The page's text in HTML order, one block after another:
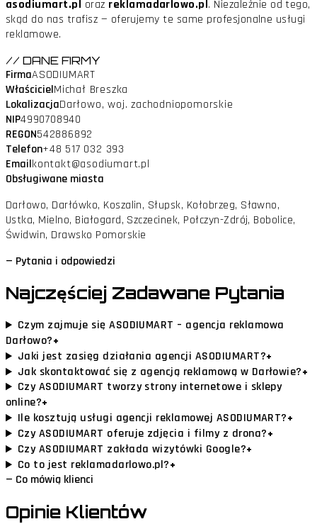
asodiumart.pl oraz reklamadarlowo.pl. Niezależnie od tego,
skąd do nas trafisz — oferujemy te same profesjonalne usługi
reklamowe.
// DANE FIRMY
FirmaASODIUMART
WłaścicielMichał Breszka
LokalizacjaDarłowo, woj. zachodniopomorskie
NIP4990708940
REGON542886892
Telefon+48 517 032 393
Emailkontakt@asodiumart.pl
Obsługiwane miasta
Darłowo, Darłówko, Koszalin, Słupsk, Kołobrzeg, Sławno,
Ustka, Mielno, Białogard, Szczecinek, Połczyn-Zdrój, Bobolice,
Świdwin, Drawsko Pomorskie
— Pytania i odpowiedzi
Najczęściej Zadawane Pytania
Czym zajmuje się ASODIUMART – agencja reklamowa
Darłowo?+
Jaki jest zasięg działania agencji ASODIUMART?+
Jak skontaktować się z agencją reklamową w Darłowie?+
Czy ASODIUMART tworzy strony internetowe i sklepy
online?+
Ile kosztują usługi agencji reklamowej ASODIUMART?+
Czy ASODIUMART oferuje zdjęcia i filmy z drona?+
Czy ASODIUMART zakłada wizytówki Google?+
Co to jest reklamadarlowo.pl?+
— Co mówią klienci
Opinie Klientów